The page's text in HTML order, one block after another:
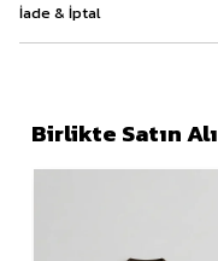
İade & İptal
Birlikte Satın